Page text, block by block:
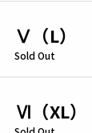
Ⅴ（L）
Sold Out
Ⅵ（XL）